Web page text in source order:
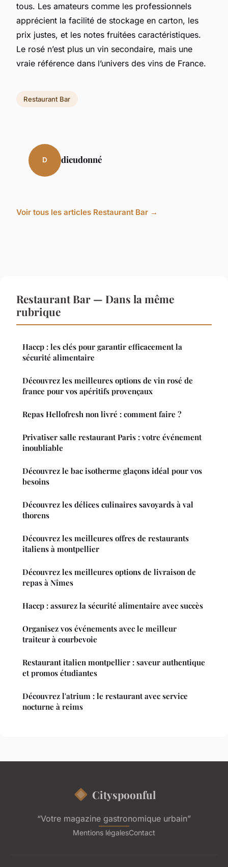
tous. Les amateurs comme les professionnels
apprécient la facilité de stockage en carton, les
prix justes, et les notes fruitées caractéristiques.
Le rosé n’est plus un vin secondaire, mais une
vraie référence dans l’univers des vins de France.
Restaurant Bar
D dieudonné
Voir tous les articles Restaurant Bar →
Restaurant Bar — Dans la même
rubrique
Haccp : les clés pour garantir efficacement la
sécurité alimentaire
Découvrez les meilleures options de vin rosé de
france pour vos apéritifs provençaux
Repas Hellofresh non livré : comment faire ?
Privatiser salle restaurant Paris : votre événement
inoubliable
Découvrez le bac isotherme glaçons idéal pour vos
besoins
Découvrez les délices culinaires savoyards à val
thorens
Découvrez les meilleures offres de restaurants
italiens à montpellier
Découvrez les meilleures options de livraison de
repas à Nîmes
Haccp : assurez la sécurité alimentaire avec succès
Organisez vos événements avec le meilleur
traiteur à courbevoie
Restaurant italien montpellier : saveur authentique
et promos étudiantes
Découvrez l'atrium : le restaurant avec service
nocturne à reims
Cityspoonful
“Votre magazine gastronomique urbain”
Mentions légalesContact